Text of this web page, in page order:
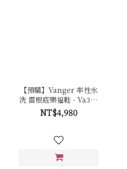
【預購】Vanger 率性水
洗 雷根底樂福鞋 - Va303
黑
NT$4,980